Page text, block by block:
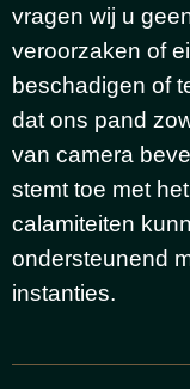
vragen wij u
veroorzaken of
beschadigen of
dat ons pand
van camera
stemt toe met
calamiteiten
ondersteunend
instanties.